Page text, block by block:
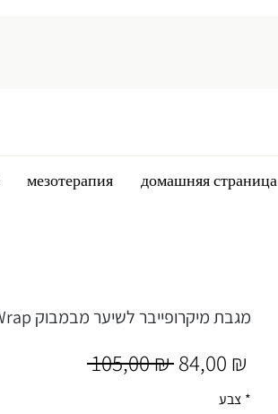
домашняя страница
мезотерапия
HairWrap מגבת מיקרופייבר לשיער מבמבוק
105,00 ₪ Обычная
84,00 ₪
צבע *